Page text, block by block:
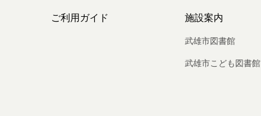
ご利用ガイド 施設案内
武雄市図書館
武雄市こども図書館